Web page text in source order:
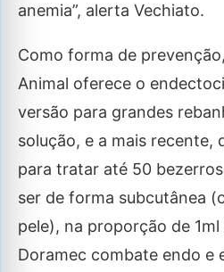
anemia”, alerta Vechiato.
Como forma de
Animal oferece o
versão para grandes
solução, e a mais recente,
para tratar até 50
ser de forma subcutânea
pele), na proporção de
Doramec combate endo e